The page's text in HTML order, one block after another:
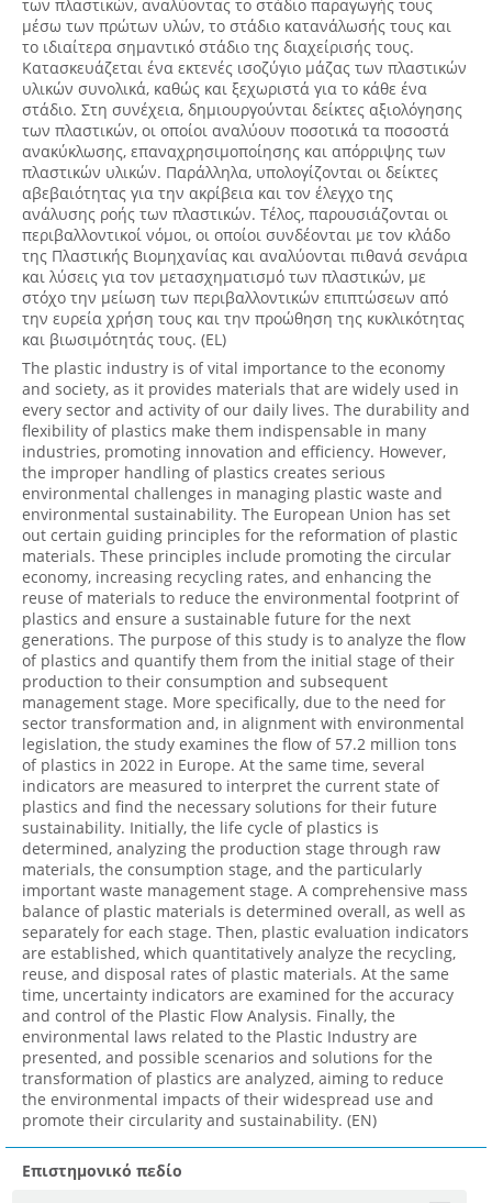
των πλαστικών, αναλύοντας το στάδιο παραγωγής τους
μέσω των πρώτων υλών, το στάδιο κατανάλωσής τους και
το ιδιαίτερα σημαντικό στάδιο της διαχείρισής τους.
Κατασκευάζεται ένα εκτενές ισοζύγιο μάζας των πλαστικών
υλικών συνολικά, καθώς και ξεχωριστά για το κάθε ένα
στάδιο. Στη συνέχεια, δημιουργούνται δείκτες αξιολόγησης
των πλαστικών, οι οποίοι αναλύουν ποσοτικά τα ποσοστά
ανακύκλωσης, επαναχρησιμοποίησης και απόρριψης των
πλαστικών υλικών. Παράλληλα, υπολογίζονται οι δείκτες
αβεβαιότητας για την ακρίβεια και τον έλεγχο της
ανάλυσης ροής των πλαστικών. Τέλος, παρουσιάζονται οι
περιβαλλοντικοί νόμοι, οι οποίοι συνδέονται με τον κλάδο
της Πλαστικής Βιομηχανίας και αναλύονται πιθανά σενάρια
και λύσεις για τον μετασχηματισμό των πλαστικών, με
στόχο την μείωση των περιβαλλοντικών επιπτώσεων από
την ευρεία χρήση τους και την προώθηση της κυκλικότητας
και βιωσιμότητάς τους. (EL)
The plastic industry is of vital importance to the economy
and society, as it provides materials that are widely used in
every sector and activity of our daily lives. The durability and
flexibility of plastics make them indispensable in many
industries, promoting innovation and efficiency. However,
the improper handling of plastics creates serious
environmental challenges in managing plastic waste and
environmental sustainability. The European Union has set
out certain guiding principles for the reformation of plastic
materials. These principles include promoting the circular
economy, increasing recycling rates, and enhancing the
reuse of materials to reduce the environmental footprint of
plastics and ensure a sustainable future for the next
generations. The purpose of this study is to analyze the flow
of plastics and quantify them from the initial stage of their
production to their consumption and subsequent
management stage. More specifically, due to the need for
sector transformation and, in alignment with environmental
legislation, the study examines the flow of 57.2 million tons
of plastics in 2022 in Europe. At the same time, several
indicators are measured to interpret the current state of
plastics and find the necessary solutions for their future
sustainability. Initially, the life cycle of plastics is
determined, analyzing the production stage through raw
materials, the consumption stage, and the particularly
important waste management stage. A comprehensive mass
balance of plastic materials is determined overall, as well as
separately for each stage. Then, plastic evaluation indicators
are established, which quantitatively analyze the recycling,
reuse, and disposal rates of plastic materials. At the same
time, uncertainty indicators are examined for the accuracy
and control of the Plastic Flow Analysis. Finally, the
environmental laws related to the Plastic Industry are
presented, and possible scenarios and solutions for the
transformation of plastics are analyzed, aiming to reduce
the environmental impacts of their widespread use and
promote their circularity and sustainability. (EN)
Επιστημονικό πεδίο